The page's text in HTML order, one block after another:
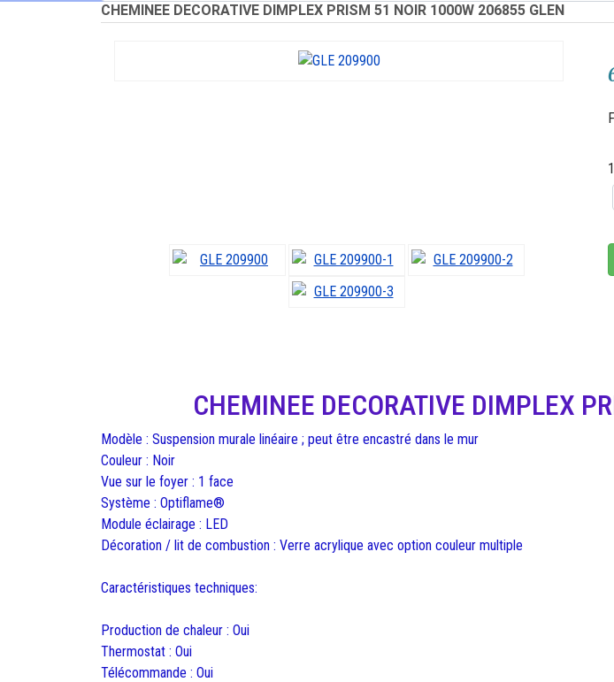
CHEMINEE DECORATIVE DIMPLEX PRISM 51 NOIR 1000W 206855 GLEN
CHEMINEE DECORATIVE DIMPLEX
Modèle : Suspension murale linéaire ; peut être encastré dans le mur
Couleur : Noir
Vue sur le foyer : 1 face
Système : Optiflame®
Module éclairage : LED
Décoration / lit de combustion : Verre acrylique avec option couleur multiple
Caractéristiques techniques:
Production de chaleur : Oui
Thermostat : Oui
Télécommande : Oui